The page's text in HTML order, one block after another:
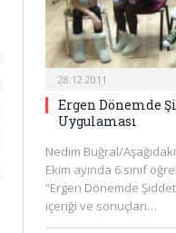
28.12.2011
Ergen Dönemde
Uygulaması
Nedim Buğral/
Ekim ayında 6.sınıf
“Ergen Dönemde
içeriği ve sonuçları…